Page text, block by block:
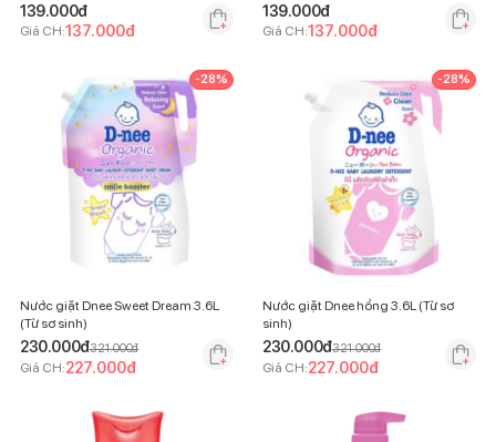
139.000đ
Giá CH:137.000đ
139.000đ
Giá CH:137.000đ
-28%
Nước giặt Dnee Sweet Dream 3.6L
(Từ sơ sinh)
230.000đ321.000đ
Giá CH:227.000đ
-28%
Nước giặt Dnee hồng 3.6L (Từ sơ
sinh)
230.000đ321.000đ
Giá CH:227.000đ